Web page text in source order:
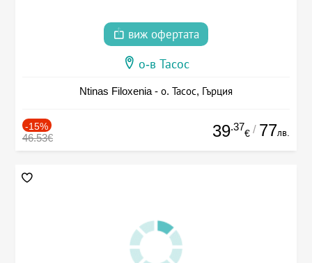
виж офертата
о-в Тасос
Ntinas Filoxenia - о. Тасос, Гърция
-15%
46.53€ 39.37
€ / 77лв.